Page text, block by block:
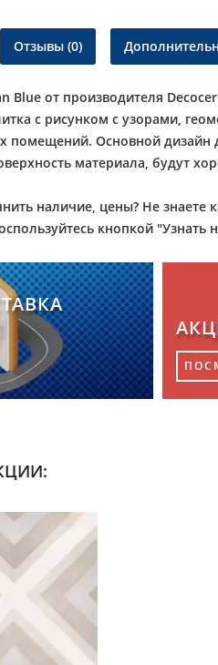
Отзывы (0)
от производителя
с рисунком с узорами,
помещений. Основной
материала, будут
наличие, цены? Не
кнопкой "Узнать